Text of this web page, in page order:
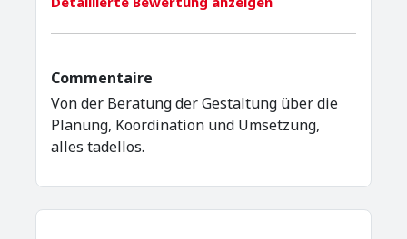
Commentaire
Von der Beratung der Gestaltung über die
Planung, Koordination und Umsetzung,
alles tadellos.